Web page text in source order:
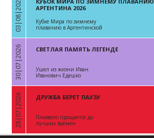
«
03|08|2026
АРГЕНТИНА 2026
Кубке Мира по зимнему
плаванию в Аргентинской
«
30|07|2026 СВЕТЛАЯ ПАМЯТЬ ЛЕГЕНДЕ
Ушел из жизни Иван
Иванович Едешко
«
28|07|2026 ДРУЖБА БЕРЕТ ПАУЗУ
Плаввело прощается до
лучших времен